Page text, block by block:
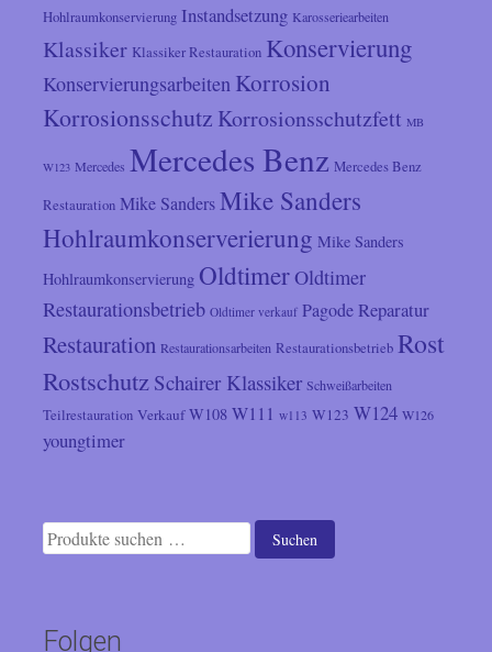
Hohlraumkonservierung Instandsetzung Karosseriearbeiten
Klassiker Klassiker Restauration Konservierung
Konservierungsarbeiten Korrosion
Korrosionsschutz Korrosionsschutzfett MB
W123 Mercedes Mercedes Benz Mercedes Benz
Restauration Mike SandersMike Sanders
Hohlraumkonserverierung Mike Sanders
Hohlraumkonservierung OldtimerOldtimer
Restaurationsbetrieb Oldtimer verkauf PagodeReparatur
Restauration Restaurationsarbeiten Restaurationsbetrieb Rost
Rostschutz Schairer Klassiker Schweißarbeiten
Teilrestauration Verkauf W108 W111 w113 W123 W124 W126
youngtimer
Suchen
nach:
Suchen
Folgen